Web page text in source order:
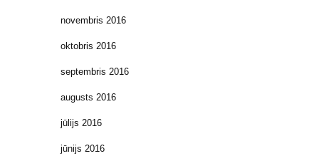
novembris 2016
oktobris 2016
septembris 2016
augusts 2016
jūlijs 2016
jūnijs 2016